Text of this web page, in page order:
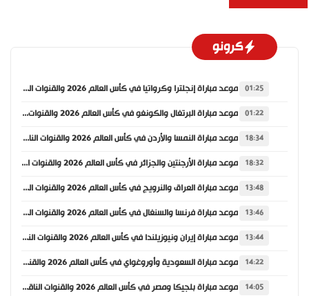
كرونو
01:25 موعد مباراة إنجلترا وكرواتيا في كأس العالم 2026 والقنوات الناقلة
01:22 موعد مباراة البرتغال والكونغو في كأس العالم 2026 والقنوات الناقلة
18:34 موعد مباراة النمسا والأردن في كأس العالم 2026 والقنوات الناقلة
18:32 موعد مباراة الأرجنتين والجزائر في كأس العالم 2026 والقنوات الناقلة
13:48 موعد مباراة العراق والنرويج في كأس العالم 2026 والقنوات الناقلة
13:46 موعد مباراة فرنسا والسنغال في كأس العالم 2026 والقنوات الناقلة
13:44 موعد مباراة إيران ونيوزيلندا في كأس العالم 2026 والقنوات الناقلة
14:22 موعد مباراة السعودية وأوروغواي في كأس العالم 2026 والقنوات الناقلة
14:05 موعد مباراة بلجيكا ومصر في كأس العالم 2026 والقنوات الناقلة